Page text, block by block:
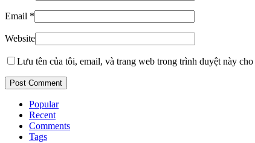
Email *
Website
Lưu tên của tôi, email, và trang web trong trình duyệt này
Popular
Recent
Comments
Tags